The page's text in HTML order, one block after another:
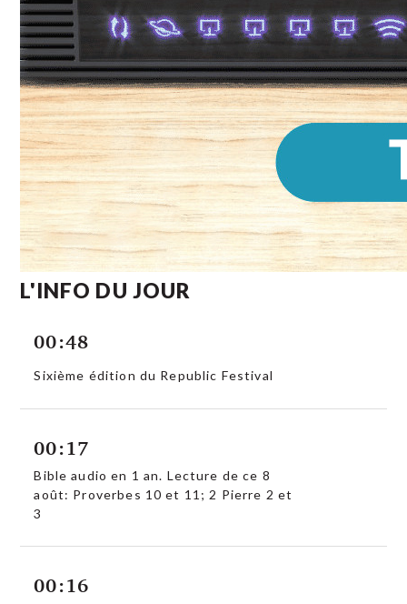
L'INFO DU JOUR
00:48
Sixième édition du Republic Festival
00:17
Bible audio en 1 an. Lecture de ce 8
août: Proverbes 10 et 11; 2 Pierre 2 et
3
00:16